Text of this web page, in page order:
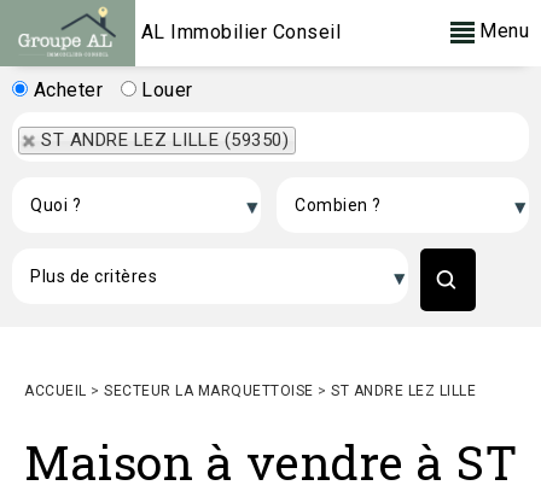
AL Immobilier Conseil Menu
Acheter Louer
ST ANDRE LEZ LILLE (59350)
ACCUEIL > SECTEUR LA MARQUETTOISE > ST ANDRE LEZ LILLE
Maison à vendre à ST